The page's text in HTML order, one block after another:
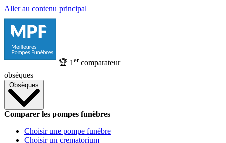
Aller au contenu principal
🏆 1 ercomparateur
obsèques
Obsèques
Comparer les pompes funèbres
Choisir une pompe funèbre
Choisir un crematorium